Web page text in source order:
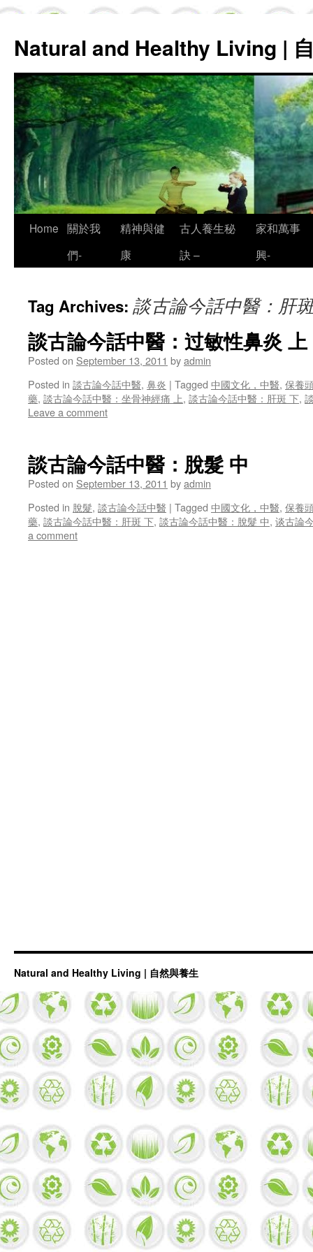
Natural and Healthy Living |
Skip
Home 關於我
們-
精神與健
康
古人養生秘
訣 –
家和萬事
興-
Tag Archives: 談古論今話中醫：肝
談古論今話中醫：过敏性鼻炎 上
Posted on September 13, 2011 byadmin
Posted in 談古論今話中醫, 鼻炎 | Tagged 中國文化，中醫, 保養
藥, 談古論今話中醫：坐骨神經痛 上, 談古論今話中醫：肝斑 下,
Leave a comment
談古論今話中醫：脫髮 中
Posted on September 13, 2011 byadmin
Posted in 脫髮, 談古論今話中醫 | Tagged 中國文化，中醫, 保養
藥, 談古論今話中醫：肝斑 下, 談古論今話中醫：脫髮 中, 谈古論
a comment
Natural and Healthy Living | 自然與養生